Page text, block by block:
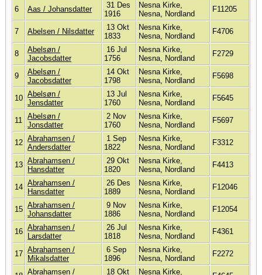
6 Aas / Johansdatter
31 Des
1916
Nesna Kirke,
Nesna, Nordland
F11205
7 Abelsen / Nilsdatter
13 Okt
1833
Nesna Kirke,
Nesna, Nordland
F4706
8
Abelsøn /
Jacobsdatter
16 Jul
1756
Nesna Kirke,
Nesna, Nordland
F2729
9
Abelsøn /
Jacobsdatter
14 Okt
1798
Nesna Kirke,
Nesna, Nordland
F5698
10 Abelsøn /
Jensdatter
13 Jul
1760
Nesna Kirke,
Nesna, Nordland
F5645
11 Abelsøn /
Jonsdatter
2 Nov
1760
Nesna Kirke,
Nesna, Nordland
F5697
12 Abrahamsen /
Andersdatter
1 Sep
1822
Nesna Kirke,
Nesna, Nordland
F3312
13 Abrahamsen /
Hansdatter
29 Okt
1820
Nesna Kirke,
Nesna, Nordland
F4413
14 Abrahamsen /
Hansdatter
26 Des
1889
Nesna Kirke,
Nesna, Nordland
F12046
15 Abrahamsen /
Johansdatter
9 Nov
1886
Nesna Kirke,
Nesna, Nordland
F12054
16 Abrahamsen /
Larsdatter
26 Jul
1818
Nesna Kirke,
Nesna, Nordland
F4361
17 Abrahamsen /
Mikalsdatter
6 Sep
1896
Nesna Kirke,
Nesna, Nordland
F2272
Abrahamsen / 18 Okt Nesna Kirke,